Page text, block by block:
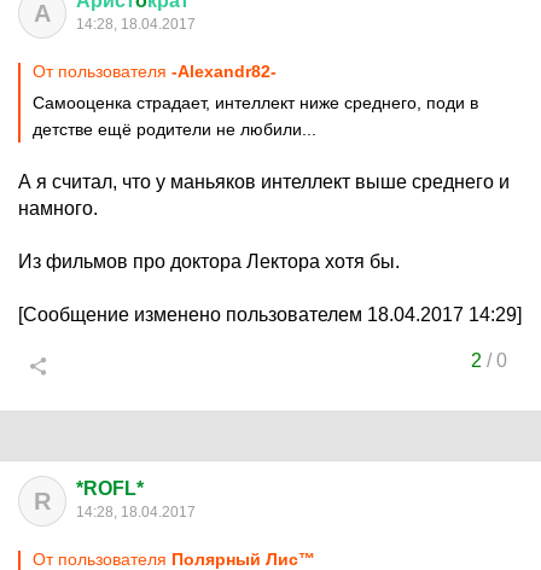
А 14:28, 18.04.2017
От пользователя -Alexandr82-
Самооценка страдает, интеллект ниже среднего, поди в
детстве ещё родители не любили...
А я считал, что у маньяков интеллект выше среднего и
намного.
Из фильмов про доктора Лектора хотя бы.
[Сообщение изменено пользователем 18.04.2017 14:29]
2 /0
R *ROFL*
14:28, 18.04.2017
От пользователя Полярный Лис™